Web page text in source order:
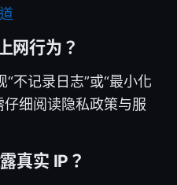
网行为？
不记录日志”或“最小化
仔细阅读隐私政策与服
真实 IP？